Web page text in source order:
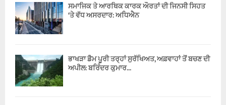
ਸਮਾਜਿਕ ਤੇ ਆਰਥਿਕ ਕਾਰਕ ਔਰਤਾਂ ਦੀ ਜਿਨਸੀ ਸਿਹਤ
‘ਤੇ ਵੱਧ ਅਸਰਦਾਰ: ਅਧਿਐਨ
ਭਾਖੜਾ ਡੈਮ ਪੂਰੀ ਤਰ੍ਹਾਂ ਸੁਰੱਖਿਅਤ, ਅਫ਼ਵਾਹਾਂ ਤੋਂ ਬਚਣ ਦੀ
ਅਪੀਲ: ਬਰਿੰਦਰ ਕੁਮਾਰ...